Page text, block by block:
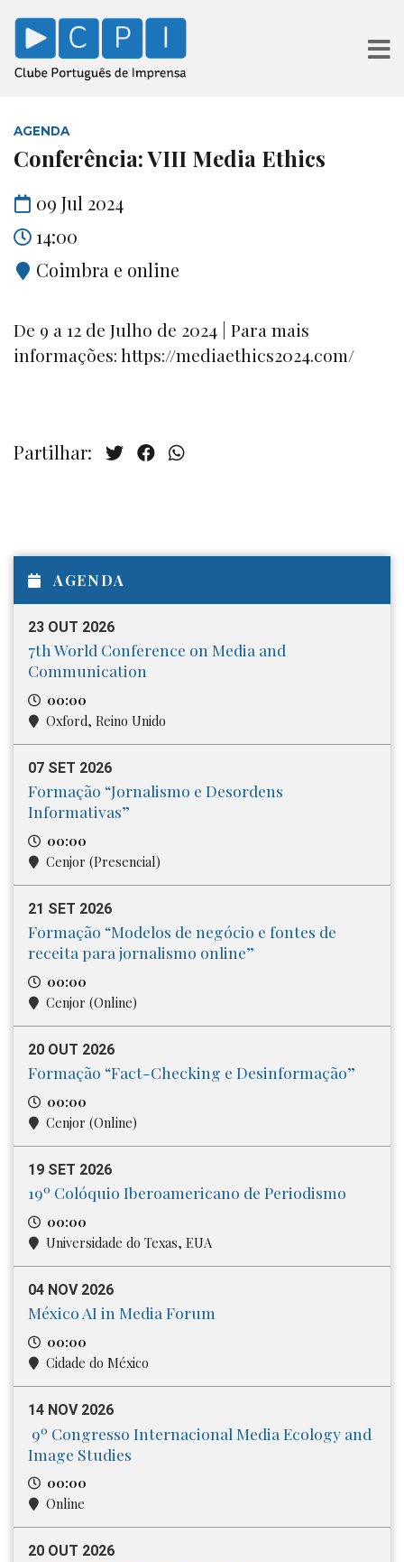
AGENDA
Conferência: VIII Media Ethics
09 Jul 2024
14:00
Coimbra e online
De 9 a 12 de Julho de 2024 | Para mais
informações: https://mediaethics2024.com/
Partilhar:
AGENDA
23 OUT 2026
7th World Conference on Media and
Communication
00:00
Oxford, Reino Unido
07 SET 2026
Formação “Jornalismo e Desordens
Informativas”
00:00
Cenjor (Presencial)
21 SET 2026
Formação “Modelos de negócio e fontes de
receita para jornalismo online”
00:00
Cenjor (Online)
20 OUT 2026
Formação “Fact-Checking e Desinformação”
00:00
Cenjor (Online)
19 SET 2026
19º Colóquio Iberoamericano de Periodismo
00:00
Universidade do Texas, EUA
04 NOV 2026
México AI in Media Forum
00:00
Cidade do México
14 NOV 2026
9º Congresso Internacional Media​ Ecology and
Image Studies
00:00
Online
20 OUT 2026